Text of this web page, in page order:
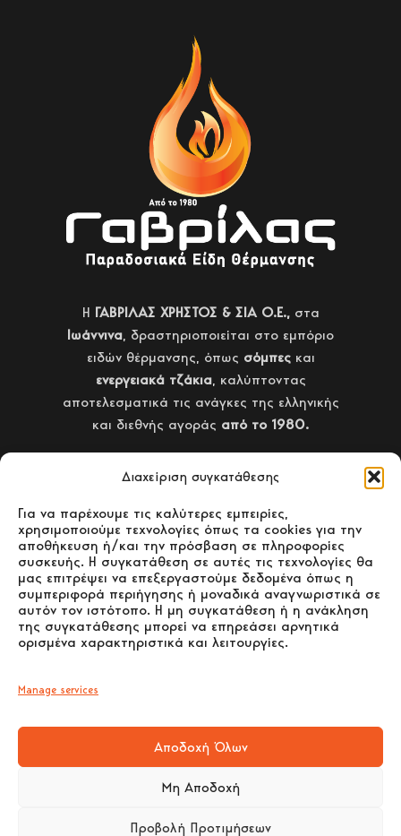
Διαχείριση συγκατάθεσης
Για να παρέχουμε τις καλύτερες εμπειρίες,
χρησιμοποιούμε τεχνολογίες όπως τα cookies για την
αποθήκευση ή/και την πρόσβαση σε πληροφορίες
συσκευής. Η συγκατάθεση σε αυτές τις τεχνολογίες θα
μας επιτρέψει να επεξεργαστούμε δεδομένα όπως η
συμπεριφορά περιήγησης ή μοναδικά αναγνωριστικά σε
αυτόν τον ιστότοπο. Η μη συγκατάθεση ή η ανάκληση
της συγκατάθεσης μπορεί να επηρεάσει αρνητικά
ορισμένα χαρακτηριστικά και λειτουργίες.
Manage services
Αποδοχή Όλων
Μη Αποδοχή
Προβολή Προτιμήσεων
H ΓΑΒΡΙΛΑΣ ΧΡΗΣΤΟΣ & ΣΙΑ Ο.Ε.,στα
Ιωάννινα , δραστηριοποιείται στο εμπόριο
ειδών θέρμανσης, όπως σόμπεςκαι
ενεργειακά τζάκια, καλύπτοντας
αποτελεσματικά τις ανάγκες της ελληνικής
και διεθνής αγοράς από το 1980.
ΑΡΧΙΚΗ
ΣΟΜΠΕΣ ΞΥΛΟΥ
ΣΟΜΠΕΣ PELLET
ΕΝΕΡΓΕΙΑΚΑ ΤΖΑΚΙΑ –
Στοιχεία Επικοινωνίας